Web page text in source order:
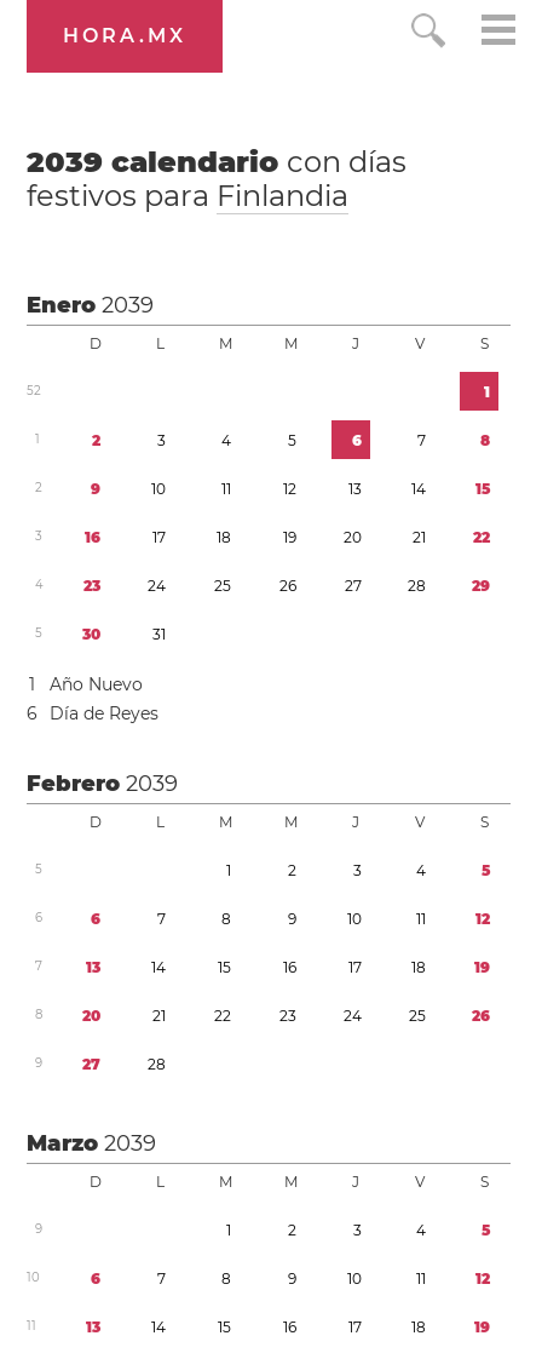
HORA.MX
2039 calendario con días
festivos para Finlandia
Enero2039
D L M M J V S
52 1
1 2 3 4 5 6 7 8
2 9 10 11 12 13 14 15
3 16 17 18 19 20 21 22
4 23 24 25 26 27 28 29
5 30 31
1
Año Nuevo
6
Día de Reyes
Febrero2039
D L M M J V S
5 1 2 3 4 5
6 6 7 8 9 10 11 12
7 13 14 15 16 17 18 19
8 20 21 22 23 24 25 26
9 27 28
Marzo2039
D L M M J V S
9 1 2 3 4 5
10 6 7 8 9 10 11 12
11 13 14 15 16 17 18 19